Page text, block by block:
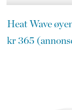
Heat Wave
kr 365